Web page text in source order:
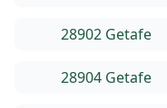
28902 Getafe
28904 Getafe